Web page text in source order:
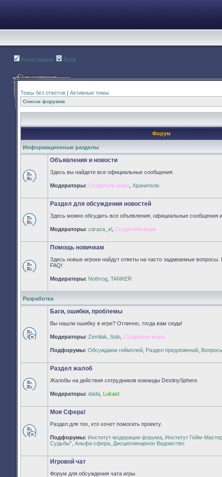
Регистрация Вход
Темы без ответов | Активные темы
Список форумов
Форум
Информационные разделы
Нет
непрочитанных
Объявления и новости
Здесь вы найдете все официальные сообщения.
Модераторы: Создатели мира Хранители
Нет
непрочитанных
Раздел для обсуждения новостей
Здесь можно обсудить все объявления, официальные сообщения и
Модераторы: zaraza_xl Создатели мира
непрочитанных
Помощь новичкам
Здесь новые игроки найдут ответы на часто задаваемые вопросы.
FAQ!
Модераторы: Nothrog TANKER
Разработка
непрочитанных
сообщений
Баги, ошибки, проблемы
Вы нашли ошибку в игре? Отлично, тогда вам сюда!
Модераторы: Zemliak Solo Создатели мира
Подфорумы: Обсуждаем геймплей Раздел предложений
Нет
непрочитанных
Раздел жалоб
Жалобы на действия сотрудников команды DestinySphere.
Модераторы: dada Lukast
Нет
непрочитанных
Моя Сфера!
Раздел для тех, кто хочет помогать проекту.
Подфорумы: Институт модерации форума Институт Гейм-
Судьбы" Альфа-сфера Дисциплинарное Ведомство
Игровой чат
Форум для обсуждения чата игры